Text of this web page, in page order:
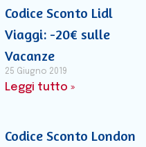
Codice Sconto Lidl
Viaggi: -20€ sulle
Vacanze
25 Giugno 2019
Leggi tutto »
Codice Sconto London